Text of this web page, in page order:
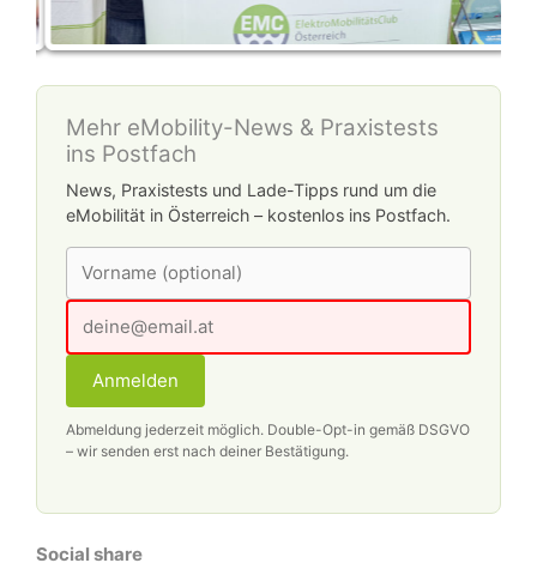
Mehr eMobility-News & Praxistests
ins Postfach
News, Praxistests und Lade-Tipps rund um die
eMobilität in Österreich – kostenlos ins Postfach.
Anmelden
Abmeldung jederzeit möglich. Double-Opt-in gemäß DSGVO
– wir senden erst nach deiner Bestätigung.
Social share